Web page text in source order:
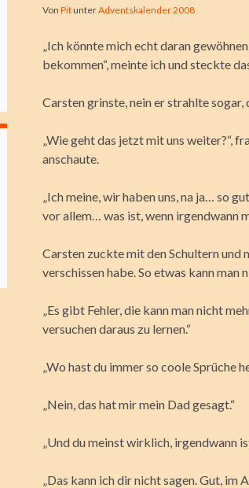
Von PitunterAdventskalender 2008
„Ich könnte mich echt daran
bekommen“, meinte ich und steckte
Carsten grinste, nein er strahlte
„Wie geht das jetzt mit uns weiter?“,
anschaute.
„Ich meine, wir haben uns, na ja… so
vor allem… was ist, wenn irgendwann
Carsten zuckte mit den Schultern und
verschissen habe. So etwas kann man
„Es gibt Fehler, die kann man nicht
versuchen daraus zu lernen.“
„Wo hast du immer so coole Sprüche
„Nein, das hat mir mein Dad gesagt.“
„Und du meinst wirklich, irgendwann
„Das kann ich dir nicht sagen. Gut,